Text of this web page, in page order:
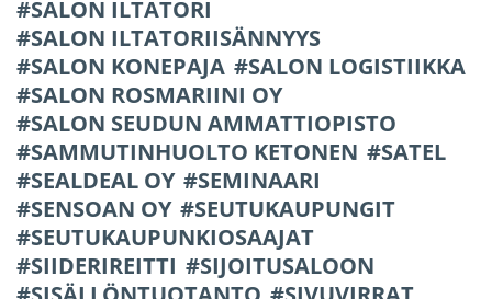
SALON ILTATORI
SALON ILTATORIISÄNNYYS
SALON KONEPAJA
SALON LOGISTIIKKA
SALON ROSMARIINI OY
SALON SEUDUN AMMATTIOPISTO
SAMMUTINHUOLTO KETONEN
SATEL
SEALDEAL OY
SEMINAARI
SENSOAN OY
SEUTUKAUPUNGIT
SEUTUKAUPUNKIOSAAJAT
SIIDERIREITTI
SIJOITUSALOON